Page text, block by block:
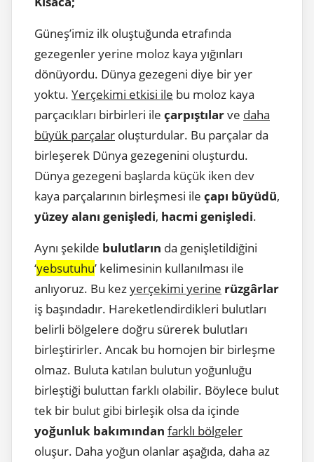
Güneş’imiz ilk oluştuğunda etrafında
gezegenler yerine moloz kaya yığınları
dönüyordu. Dünya gezegeni diye bir yer
yoktu. Yerçekimi etkisi ile bu moloz kaya
parçacıkları birbirleri ile çarpıştılarve daha
büyük parçalar oluşturdular. Bu parçalar da
birleşerek Dünya gezegenini oluşturdu.
Dünya gezegeni başlarda küçük iken dev
kaya parçalarının birleşmesi ile çapı büyüdü,
yüzey alanı genişledi, hacmi genişledi.
Aynı şekilde bulutların da genişletildiğini
‘yebsutuhu’ kelimesinin kullanılması ile
anlıyoruz. Bu kezyerçekimi yerine rüzgârlar
iş başındadır. Hareketlendirdikleri bulutları
belirli bölgelere doğru sürerek bulutları
birleştirirler. Ancak bu homojen bir birleşme
olmaz. Buluta katılan bulutun yoğunluğu
birleştiği buluttan farklı olabilir. Böylece bulut
tek bir bulut gibi birleşik olsa da içinde
yoğunluk bakımından farklı bölgeler
oluşur. Daha yoğun olanlar aşağıda, daha az